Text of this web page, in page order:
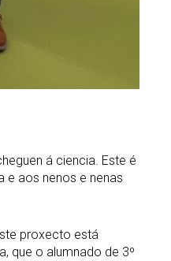
á ciencia. Este é
e aos nenos e nenas
proxecto está
que o alumnado de 3º